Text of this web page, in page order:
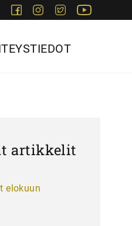
FacebookInstagram
Twitter
artikkelit
elokuun